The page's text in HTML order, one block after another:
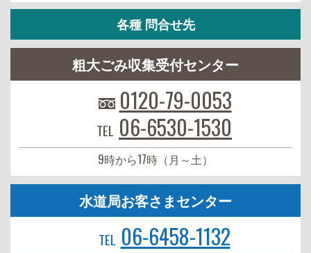
各種 問合せ先
粗大ごみ収集受付センター
0120-79-0053
TEL 06-6530-1530
9時から17時（月～土）
水道局お客さまセンター
TEL 06-6458-1132